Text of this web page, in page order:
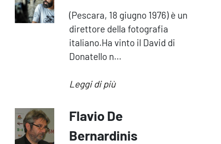
(Pescara, 18 giugno 1976) è un
direttore della fotografia
italiano.Ha vinto il David di
Donatello n...
Leggi di più
Flavio De
Bernardinis